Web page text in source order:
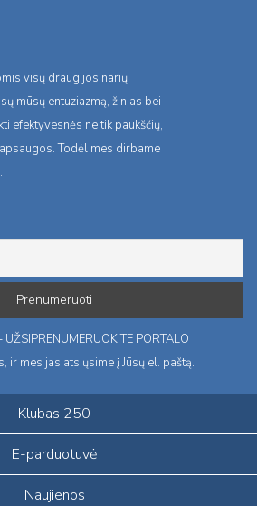
visų draugijos narių
mūsų entuziazmą, žinias bei
efektyvesnės ne tik paukščių,
Todėl mes dirbame
PORTALO
ir mes jas atsiųsime į Jūsų el. paštą.
Klubas 250
E-parduotuvė
Naujienos